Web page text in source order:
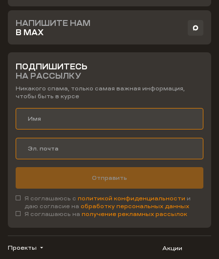
НАПИШИТЕ НАМ
В MAX
ПОДПИШИТЕСЬ
НА РАССЫЛКУ
Никакого спама, только самая важная информация,
чтобы быть в курсе
Отправить
Я соглашаюсь с политикой конфиденциальности и
даю согласие на обработку персональных данных
Я соглашаюсь на получение рекламных рассылок
Проекты Акции